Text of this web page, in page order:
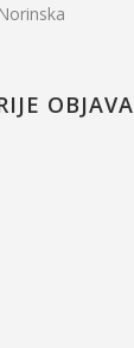
OBJAVA